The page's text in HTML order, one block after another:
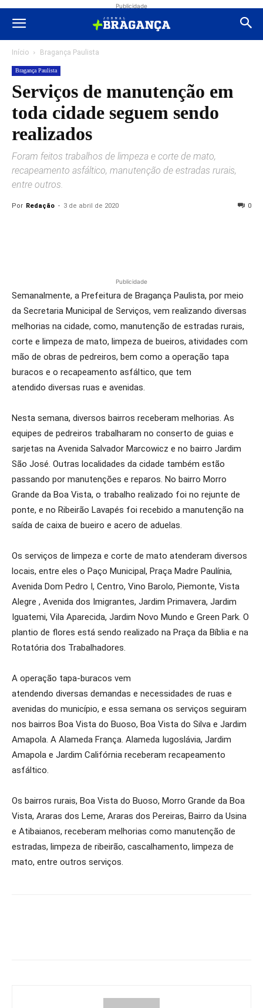
Publicidade
Início Bragança Paulista
Bragança Paulista
Serviços de manutenção em
toda cidade seguem sendo
realizados
Foram feitos trabalhos de limpeza e corte de mato,
recapeamento asfáltico, manutenção de estradas rurais,
entre outros.
Por Redação - 3 de abril de 2020 0
Publicidade
Semanalmente, a Prefeitura de Bragança Paulista, por meio
da Secretaria Municipal de Serviços, vem realizando diversas
melhorias na cidade, como, manutenção de estradas rurais,
corte e limpeza de mato, limpeza de bueiros, atividades com
mão de obras de pedreiros, bem como a operação tapa
buracos e o recapeamento asfáltico, que tem
atendido diversas ruas e avenidas.
Nesta semana, diversos bairros receberam melhorias. As
equipes de pedreiros trabalharam no conserto de guias e
sarjetas na Avenida Salvador Marcowicz e no bairro Jardim
São José. Outras localidades da cidade também estão
passando por manutenções e reparos. No bairro Morro
Grande da Boa Vista, o trabalho realizado foi no rejunte de
ponte, e no Ribeirão Lavapés foi recebido a manutenção na
saída de caixa de bueiro e acero de aduelas.
Os serviços de limpeza e corte de mato atenderam diversos
locais, entre eles o Paço Municipal, Praça Madre Paulínia,
Avenida Dom Pedro I, Centro, Vino Barolo, Piemonte, Vista
Alegre , Avenida dos Imigrantes, Jardim Primavera, Jardim
Iguatemi, Vila Aparecida, Jardim Novo Mundo e Green Park. O
plantio de flores está sendo realizado na Praça da Bíblia e na
Rotatória dos Trabalhadores.
A operação tapa-buracos vem
atendendo diversas demandas e necessidades de ruas e
avenidas do município, e essa semana os serviços seguiram
nos bairros Boa Vista do Buoso, Boa Vista do Silva e Jardim
Amapola. A Alameda França. Alameda Iugoslávia, Jardim
Amapola e Jardim Califórnia receberam recapeamento
asfáltico.
Os bairros rurais, Boa Vista do Buoso, Morro Grande da Boa
Vista, Araras dos Leme, Araras dos Pereiras, Bairro da Usina
e Atibaianos, receberam melhorias como manutenção de
estradas, limpeza de ribeirão, cascalhamento, limpeza de
mato, entre outros serviços.